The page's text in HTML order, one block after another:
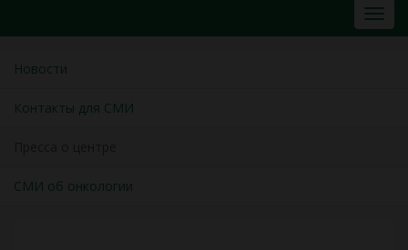
Новости
Контакты для СМИ
СМИ об онкологии